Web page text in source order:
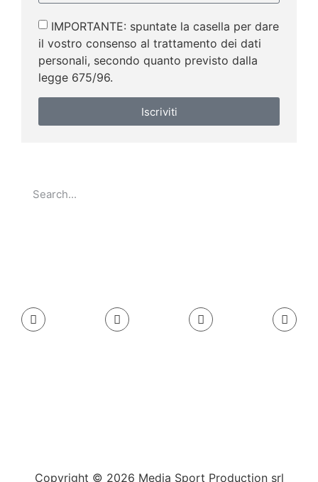
IMPORTANTE: spuntate la casella per dare
il vostro consenso al trattamento dei dati
personali, secondo quanto previsto dalla
legge 675/96.
Iscriviti
Copyright © 2026 Media Sport Production srl